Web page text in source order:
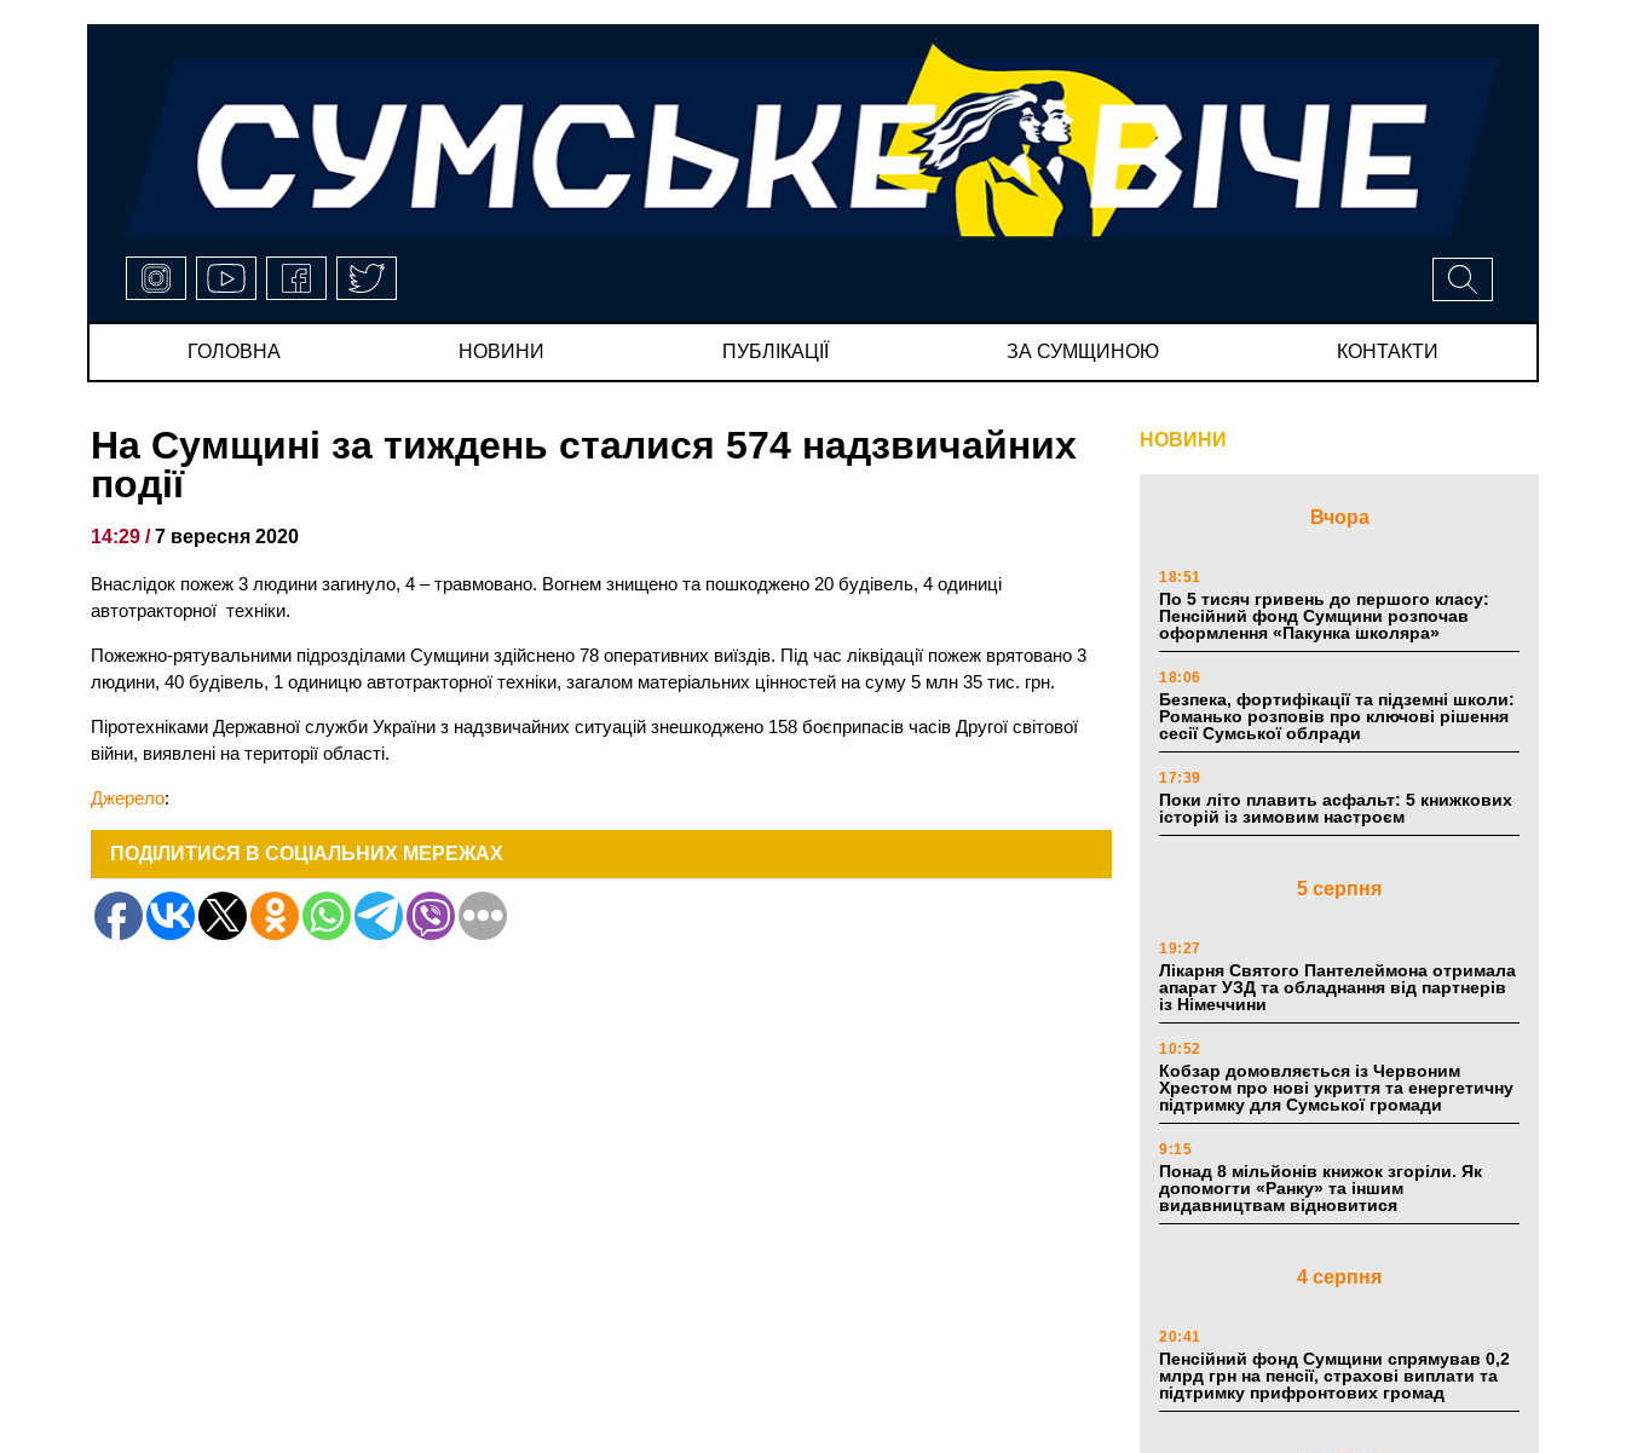
ГОЛОВНА НОВИНИ ПУБЛІКАЦІЇ ЗА СУМЩИНОЮ КОНТАКТИ
На Сумщині за тиждень сталися 574 надзвичайних
події
14:29 /7 вересня 2020
Внаслідок пожеж 3 людини загинуло, 4 – травмовано. Вогнем знищено та пошкоджено 20 будівель, 4 одиниці
автотракторної техніки.
Пожежно-рятувальними підрозділами Сумщини здійснено 78 оперативних виїздів. Під час ліквідації пожеж врятовано 3
людини, 40 будівель, 1 одиницю автотракторної техніки, загалом матеріальних цінностей на суму 5 млн 35 тис. грн.
Піротехніками Державної служби України з надзвичайних ситуацій знешкоджено 158 боєприпасів часів Другої світової
війни, виявлені на території області.
Джерело:
ПОДІЛИТИСЯ В СОЦІАЛЬНИХ МЕРЕЖАХ
НОВИНИ
Вчора
18:51
По 5 тисяч гривень до першого класу:
Пенсійний фонд Сумщини розпочав
оформлення «Пакунка школяра»
18:06
Безпека, фортифікації та підземні школи:
Романько розповів про ключові рішення
сесії Сумської облради
17:39
Поки літо плавить асфальт: 5 книжкових
історій із зимовим настроєм
5 серпня
19:27
Лікарня Святого Пантелеймона отримала
апарат УЗД та обладнання від партнерів
із Німеччини
10:52
Кобзар домовляється із Червоним
Хрестом про нові укриття та енергетичну
підтримку для Сумської громади
9:15
Понад 8 мільйонів книжок згоріли. Як
допомогти «Ранку» та іншим
видавництвам відновитися
4 серпня
20:41
Пенсійний фонд Сумщини спрямував 0,2
млрд грн на пенсії, страхові виплати та
підтримку прифронтових громад